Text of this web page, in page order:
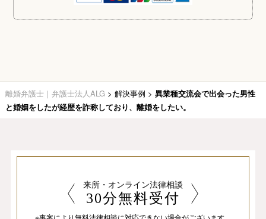
離婚弁護士｜弁護士法人ALG > 解決事例 > 異業種交流会で出会った男性
と婚姻をしたが経歴を詐称しており、離婚をしたい。
来所・オンライン法律相談
30分無料受付